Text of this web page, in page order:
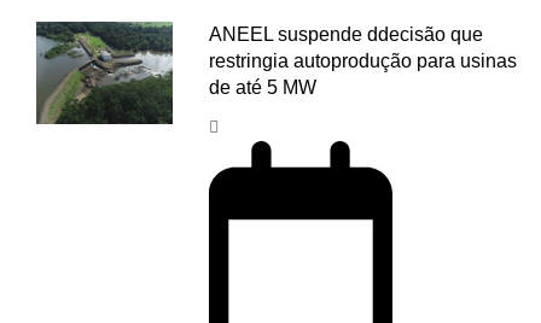
ANEEL suspende ddecisão que
restringia autoprodução para usinas
de até 5 MW